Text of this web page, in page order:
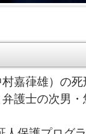
嘉葎雄）の
護士の次男